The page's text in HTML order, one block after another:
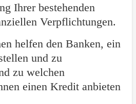
Ihrer bestehenden
Verpflichtungen.
helfen den Banken, ein
und zu
zu welchen
einen Kredit anbieten